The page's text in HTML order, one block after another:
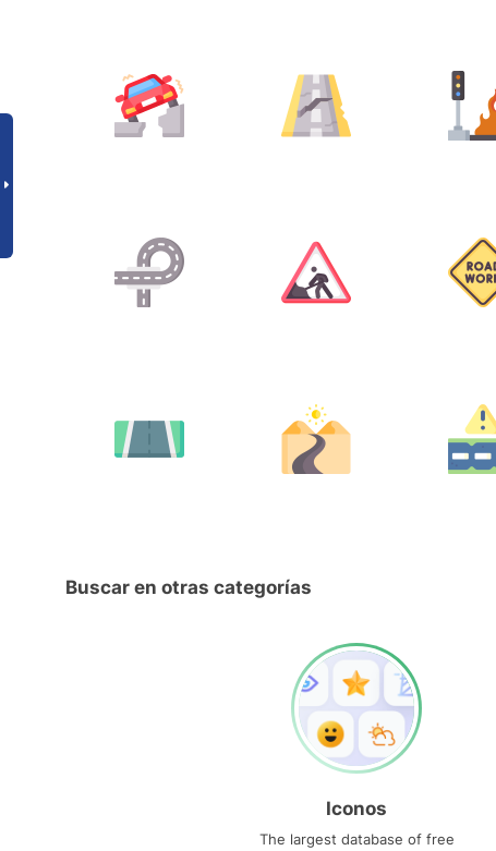
Buscar en otras categorías
Iconos
The largest database of free